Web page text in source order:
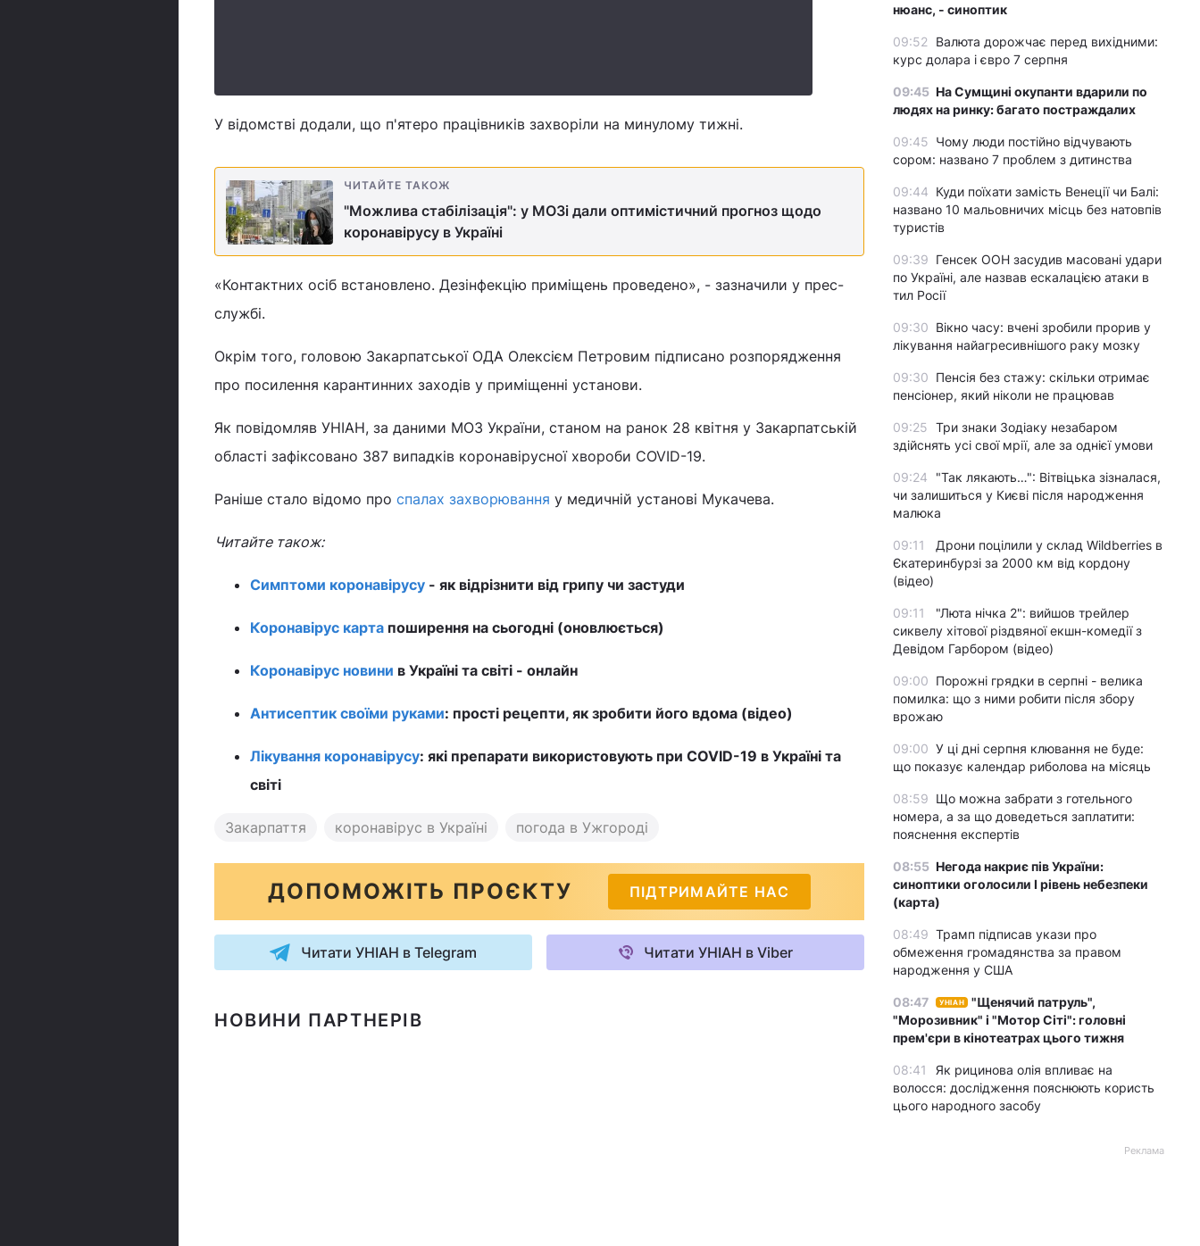
У відомстві додали, що п'ятеро працівників захворіли на минулому тижні.
ЧИТАЙТЕ ТАКОЖ
"Можлива стабілізація": у МОЗі дали оптимістичний прогноз щодо
коронавірусу в Україні
«Контактних осіб встановлено. Дезінфекцію приміщень проведено», - зазначили у прес-
службі.
Окрім того, головою Закарпатської ОДА Олексієм Петровим підписано розпорядження
про посилення карантинних заходів у приміщенні установи.
Як повідомляв УНІАН, за даними МОЗ України, станом на ранок 28 квітня у Закарпатській
області зафіксовано 387 випадків коронавірусної хвороби COVID-19.
Раніше стало відомо про спалах захворювання у медичній установі Мукачева.
Читайте також:
Симптоми коронавірусу - як відрізнити від грипу чи застуди
Коронавірус карта поширення на сьогодні (оновлюється)
Коронавірус новини в Україні та світі - онлайн
Антисептик своїми руками: прості рецепти, як зробити його вдома (відео)
Лікування коронавірусу: які препарати використовують при COVID-19 в Україні та
світі
Закарпаття коронавірус в Україні погода в Ужгороді
ДОПОМОЖІТЬ ПРОЄКТУ ПІДТРИМАЙТЕ НАС
Читати УНІАН в Telegram Читати УНІАН в Viber
НОВИНИ ПАРТНЕРІВ
нюанс, - синоптик
09:52
Валюта дорожчає перед вихідними:
курс долара і євро 7 серпня
09:45 На Сумщині окупанти вдарили по
людях на ринку: багато постраждалих
09:45 Чому люди постійно відчувають
сором: названо 7 проблем з дитинства
09:44 Куди поїхати замість Венеції чи Балі:
названо 10 мальовничих місць без натовпів
туристів
09:39 Генсек ООН засудив масовані удари
по Україні, але назвав ескалацією атаки в
тил Росії
09:30 Вікно часу: вчені зробили прорив у
лікування найагресивнішого раку мозку
09:30 Пенсія без стажу: скільки отримає
пенсіонер, який ніколи не працював
09:25 Три знаки Зодіаку незабаром
здійснять усі свої мрії, але за однієї умови
09:24
"Так лякають…": Вітвіцька зізналася,
чи залишиться у Києві після народження
малюка
09:11
Дрони поцілили у склад Wildberries в
Єкатеринбурзі за 2000 км від кордону
(відео)
09:11
"Люта нічка 2": вийшов трейлер
сиквелу хітової різдвяної екшн-комедії з
Девідом Гарбором (відео)
09:00 Порожні грядки в серпні - велика
помилка: що з ними робити після збору
врожаю
09:00 У ці дні серпня клювання не буде:
що показує календар риболова на місяць
08:59 Що можна забрати з готельного
номера, а за що доведеться заплатити:
пояснення експертів
08:55 Негода накриє пів України:
синоптики оголосили І рівень небезпеки
(карта)
08:49 Трамп підписав укази про
обмеження громадянства за правом
народження у США
08:47 УНІАН
"Щенячий патруль",
"Морозивник" і "Мотор Сіті": головні
прем'єри в кінотеатрах цього тижня
08:41
Як рицинова олія впливає на
волосся: дослідження пояснюють користь
цього народного засобу
Реклама